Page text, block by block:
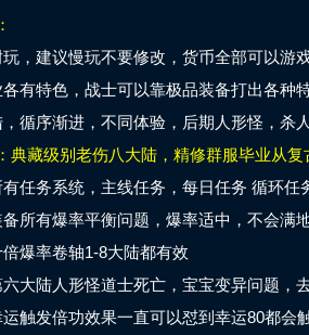
，建议慢玩不要修改，货币全部可以游
有特色，战士可以靠极品装备打出各种
循序渐进，不同体验，后期人形怪，杀
典藏级别老伤八大陆，精修群服毕业从
任务系统，主线任务，每日任务 循环任
所有爆率平衡问题，爆率适中，不会满
爆率卷轴1-8大陆都有效
大陆人形怪道士死亡，宝宝变异问题，
触发倍功效果一直可以怼到幸运80都会